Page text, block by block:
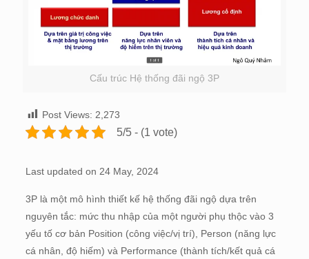
Cấu trúc Hệ thống đãi ngộ 3P
Post Views: 2,273
5/5 - (1 vote)
Last updated on 24 May, 2024
3P là một mô hình thiết kế hệ thống đãi ngộ dựa trên
nguyên tắc: mức thu nhập của một người phụ thộc vào 3
yếu tố cơ bản Position (công việc/vị trí), Person (năng lực
cá nhân, độ hiếm) và Performance (thành tích/kết quả cá